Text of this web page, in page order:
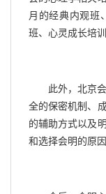
月的经典内观班
班、心灵成长培训
此外，北京
全的保密机制、
的辅助方式以及
和选择会明的原因